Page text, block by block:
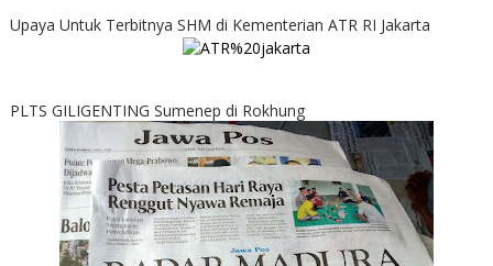
Upaya Untuk Terbitnya SHM di Kementerian ATR RI Jakarta
PLTS GILIGENTING Sumenep di Rokhung